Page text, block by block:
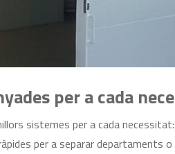
per a cada
sistemes per a cada
per a separar departaments